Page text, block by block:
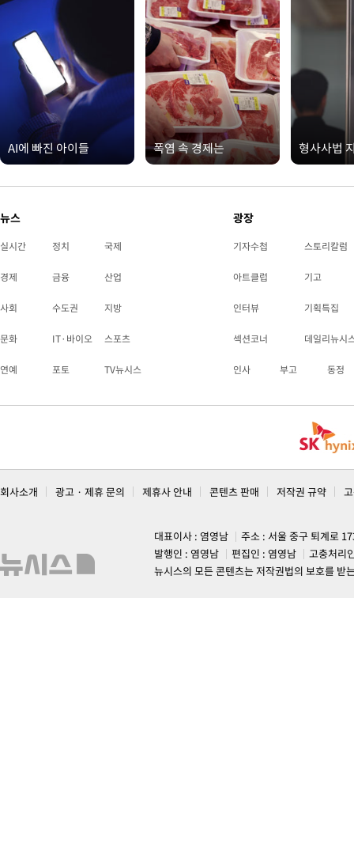
AI에 빠진 아이들 폭염 속 경제는 형사사법
뉴스
실시간 정치 국제
경제 금융 산업
사회 수도권 지방
문화 IT·바이오 스포츠
연예 포토 TV뉴시스
광장
기자수첩 스토리칼럼
아트클럽 기고
인터뷰 기획특집
섹션코너 데일리뉴시
인사 부고 동정
회사소개 광고 · 제휴 문의 제휴사 안내 콘텐츠 판매 저작권 규약
대표이사 : 염영남
주소 : 서울 중구 퇴계로
발행인 : 염영남
편집인 : 염영남
고충처리
뉴시스의 모든 콘텐츠는 저작권법의 보호를